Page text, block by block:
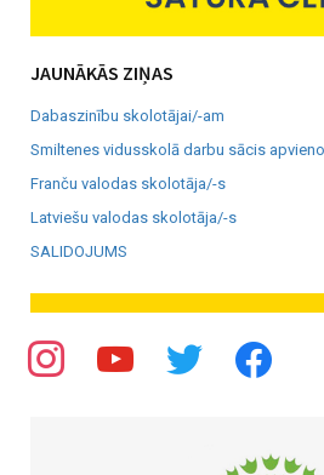
JAUNĀKĀS ZIŅAS
Dabaszinību skolotājai/-am
Smiltenes vidusskolā darbu sācis
Franču valodas skolotāja/-s
Latviešu valodas skolotāja/-s
SALIDOJUMS